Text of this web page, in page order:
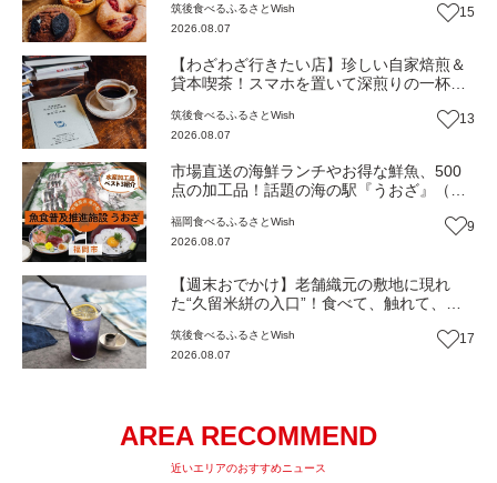
おいしいもの『ニコパン』（福岡・大木
町）【まち歩き】
筑後食べる ふるさとWish
2026.08.07
15
【わざわざ行きたい店】珍しい自家焙煎＆
貸本喫茶！スマホを置いて深煎りの一杯と
る珈琲店／貸本 利文庫』（福岡・大木町）
【まち歩き】
筑後食べる ふるさとWish
2026.08.07
13
市場直送の海鮮ランチやお得な鮮魚、500
点の加工品！話題の海の駅『うおざ』（福
福岡食べる ふるさとWish
2026.08.07
9
【週末おでかけ】老舗織元の敷地に現れ
た“久留米絣の入口”！食べて、触れて、ア
岡・広川町）【まち歩き】
筑後食べる ふるさとWish
2026.08.07
17
AREA RECOMMEND
近いエリアのおすすめニュース